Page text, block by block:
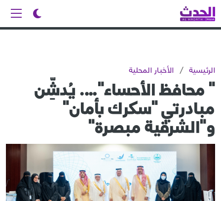
الرئيسية / الأخبار المحلية
" محافظ الأحساء"…. يُدشِّن
مبادرتي "سكرك بأمان"
و"الشرقية مبصرة"